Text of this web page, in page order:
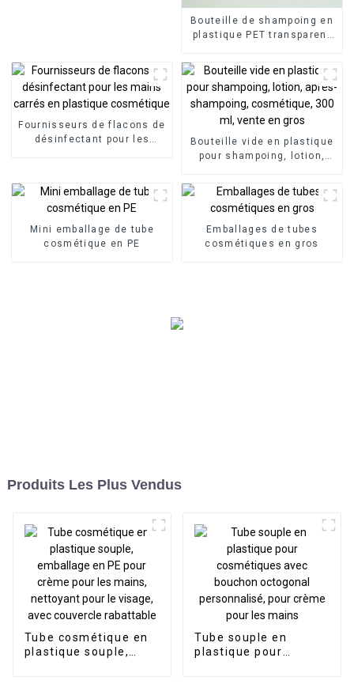
Bouteille de shampoing en
plastique PET transparent
Fournisseurs de flacons de
désinfectant pour les
Bouteille vide en plastique
pour shampoing, lotion,
cosmétique, 300 ml, vente
en gros
Mini emballage de tube
cosmétique en PE
Emballages de tubes
cosmétiques en gros
Produits Les Plus Vendus
Tube cosmétique en
plastique souple,
Tube souple en
plastique pour